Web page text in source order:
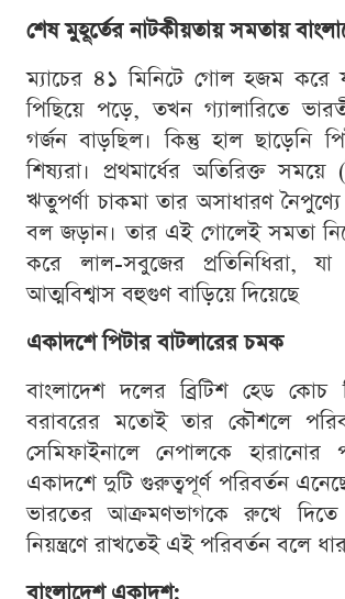
শেষ মুহূর্তের নাটকীয়তায় সমতায়
ম্যাচের ৪১ মিনিটে গোল হজম করে
পিছিয়ে পড়ে, তখন গ্যালারিতে
গর্জন বাড়ছিল। কিন্তু হাল ছাড়েনি
শিষ্যরা। প্রথমার্ধের অতিরিক্ত
ঋতুপর্ণা চাকমা তার অসাধারণ
বল জড়ান। তার এই গোলেই সমতা
করে লাল-সবুজের প্রতিনিধিরা, যা
আত্মবিশ্বাস বহুগুণ বাড়িয়ে দিয়েছে
একাদশে পিটার বাটলারের চমক
বাংলাদেশ দলের ব্রিটিশ হেড কোচ
বরাবরের মতোই তার কৌশলে
সেমিফাইনালে নেপালকে হারানোর
একাদশে দুটি গুরুত্বপূর্ণ পরিবর্তন
ভারতের আক্রমণভাগকে রুখে
নিয়ন্ত্রণে রাখতেই এই পরিবর্তন বলে